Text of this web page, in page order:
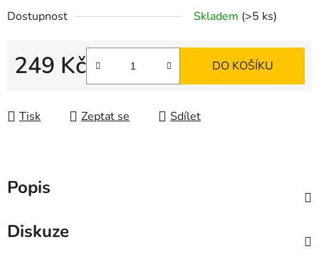
Dostupnost Skladem (>5 ks)
249 Kč DO KOŠÍKU
Tisk Zeptat se Sdílet
Popis
Diskuze